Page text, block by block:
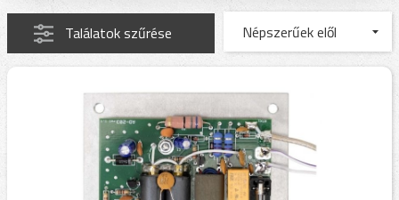
Találatok szűrése